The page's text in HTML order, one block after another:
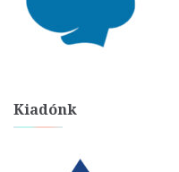
Kiadónk